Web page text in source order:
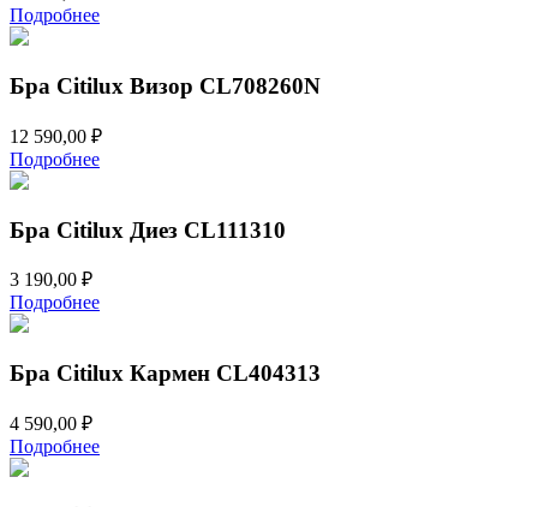
Подробнее
Бра Citilux Визор CL708260N
12 590,00 ₽
Подробнее
Бра Citilux Диез CL111310
3 190,00 ₽
Подробнее
Бра Citilux Кармен CL404313
4 590,00 ₽
Подробнее